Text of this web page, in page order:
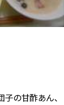
子の甘酢あん、